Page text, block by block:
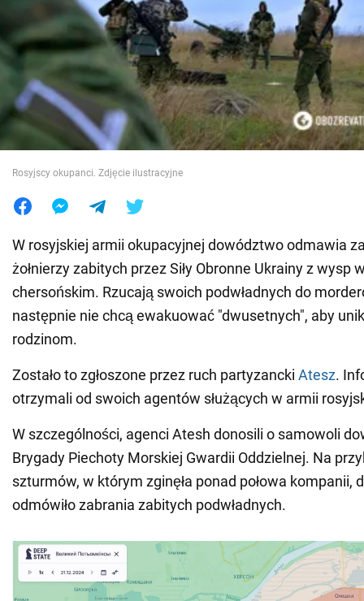
Wojna na Ukrainie
Świat
Jedzenie
Rosyjscy okupanci. Zdjęcie ilustracyjne
W rosyjskiej armii okupacyjnej dowództwo odmawia
żołnierzy zabitych przez Siły Obronne Ukrainy z wysp
chersońskim. Rzucają swoich podwładnych do
następnie nie chcą ewakuować "dwusetnych", aby
rodzinom.
Zostało to zgłoszone przez ruch partyzancki Atesz.
otrzymali od swoich agentów służących w armii
W szczególności, agenci Atesh donosili o samowoli
Brygady Piechoty Morskiej Gwardii Oddzielnej. Na
szturmów, w którym zginęła ponad połowa kompanii,
odmówiło zabrania zabitych podwładnych.